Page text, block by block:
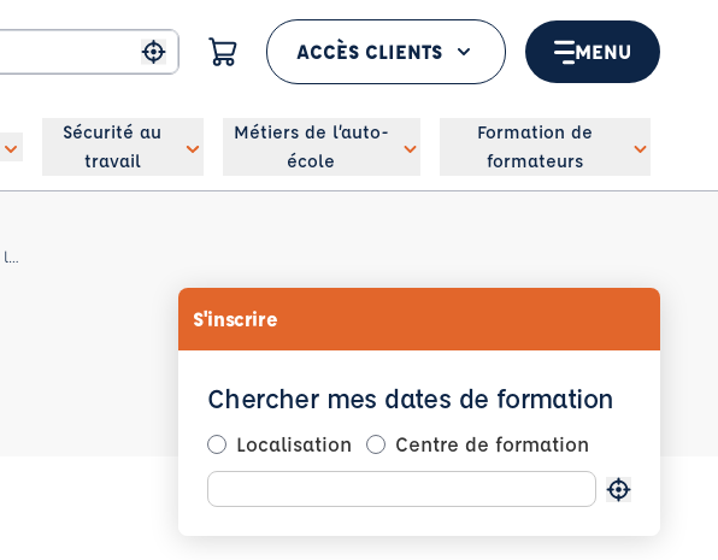
Me géolocaliser
ACCÈS CLIENTS MENU
Sécurité au
travail
Métiers de l’auto-
école
Formation de
formateurs
S'inscrire
Chercher mes dates de formation
Localisation Centre de formation